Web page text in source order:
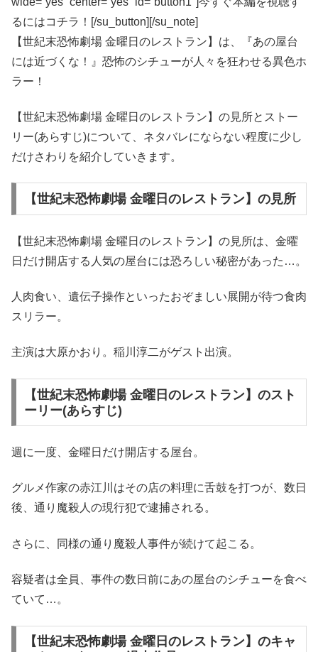
るにはコチラ！[/su_button][/su_note]
【世紀末恐怖劇場 金曜日のレストラン】は、『あの屋台
には近づくな！』恐怖のシチューが人々を狂わせる異色ホ
ラー！
【世紀末恐怖劇場 金曜日のレストラン】の見所とストー
リー(あらすじ)について、ネタバレにならない程度に少し
だけさわりを紹介していきます。
【世紀末恐怖劇場 金曜日のレストラン】の見所
【世紀末恐怖劇場 金曜日のレストラン】の見所は、金曜
日だけ開店する人気の屋台には恐ろしい秘密があった…。
人肉食い、遺伝子操作といったおぞましい展開が待つ食肉
スリラー。
主演は大原かおり。稲川淳二がゲスト出演。
【世紀末恐怖劇場 金曜日のレストラン】のスト
ーリー(あらすじ)
週に一度、金曜日だけ開店する屋台。
グルメ作家の赤江川はその店の料理に舌鼓を打つが、数日
後、通り魔殺人の現行犯で逮捕される。
さらに、同様の通り魔殺人事件が続けて起こる。
容疑者は全員、事件の数日前にあの屋台のシチューを食べ
ていて…。
【世紀末恐怖劇場 金曜日のレストラン】のキャ